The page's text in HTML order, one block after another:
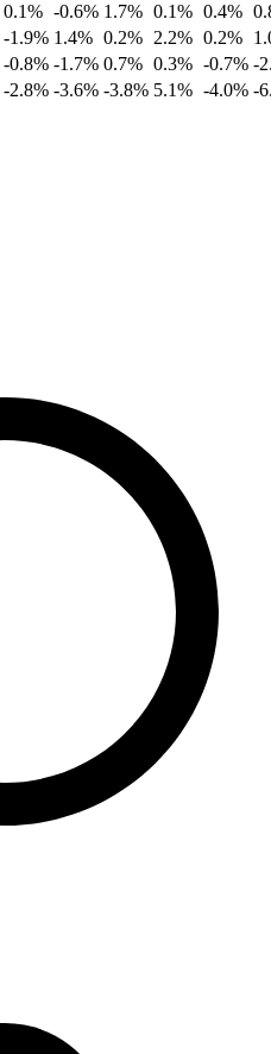
0.1% -0.6% 1.7% 0.1% 0.4%
-1.9% 1.4% 0.2% 2.2% 0.2%
-0.8% -1.7% 0.7% 0.3% -0.7% -
-2.8% -3.6% -3.8% 5.1% -4.0% -